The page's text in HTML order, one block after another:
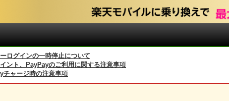
ーログインの一時停止について
イント、PayPayのご利用に関する注意事項
チャージ時の注意事項